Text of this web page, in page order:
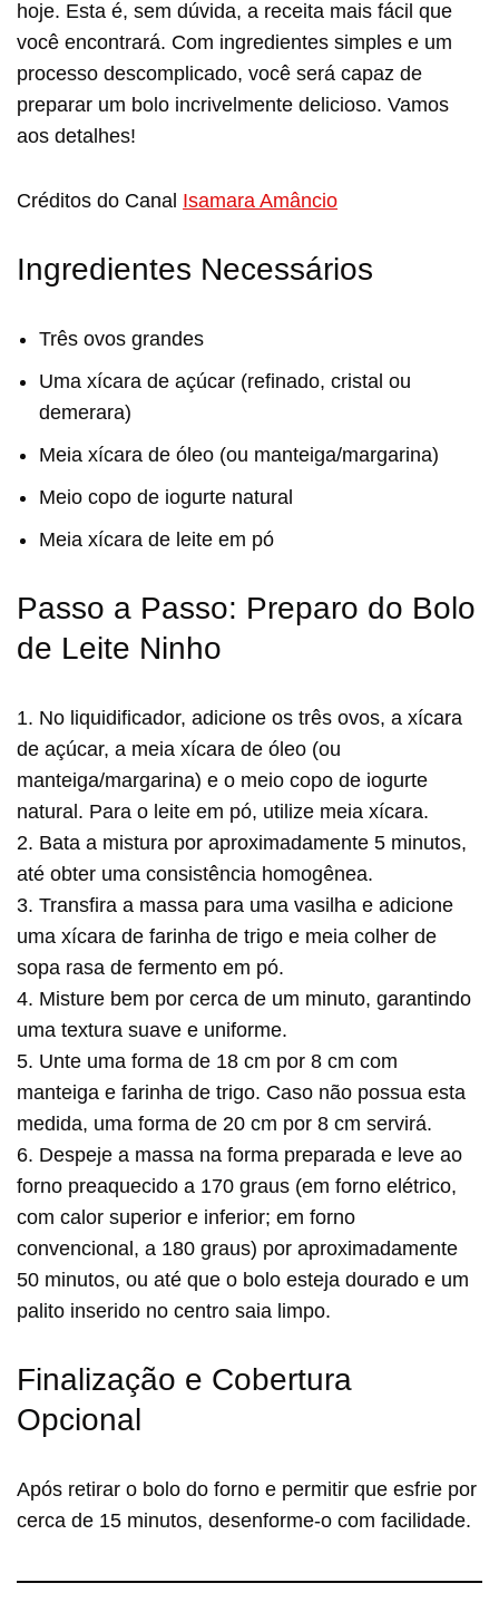
hoje. Esta é, sem dúvida, a receita mais fácil que
você encontrará. Com ingredientes simples e um
processo descomplicado, você será capaz de
preparar um bolo incrivelmente delicioso. Vamos
aos detalhes!
Créditos do Canal Isamara Amâncio
Ingredientes Necessários
Três ovos grandes
Uma xícara de açúcar (refinado, cristal ou
demerara)
Meia xícara de óleo (ou manteiga/margarina)
Meio copo de iogurte natural
Meia xícara de leite em pó
Passo a Passo: Preparo do Bolo
de Leite Ninho
1. No liquidificador, adicione os três ovos, a xícara
de açúcar, a meia xícara de óleo (ou
manteiga/margarina) e o meio copo de iogurte
natural. Para o leite em pó, utilize meia xícara.
2. Bata a mistura por aproximadamente 5 minutos,
até obter uma consistência homogênea.
3. Transfira a massa para uma vasilha e adicione
uma xícara de farinha de trigo e meia colher de
sopa rasa de fermento em pó.
4. Misture bem por cerca de um minuto, garantindo
uma textura suave e uniforme.
5. Unte uma forma de 18 cm por 8 cm com
manteiga e farinha de trigo. Caso não possua esta
medida, uma forma de 20 cm por 8 cm servirá.
6. Despeje a massa na forma preparada e leve ao
forno preaquecido a 170 graus (em forno elétrico,
com calor superior e inferior; em forno
convencional, a 180 graus) por aproximadamente
50 minutos, ou até que o bolo esteja dourado e um
palito inserido no centro saia limpo.
Finalização e Cobertura
Opcional
Após retirar o bolo do forno e permitir que esfrie por
cerca de 15 minutos, desenforme-o com facilidade.